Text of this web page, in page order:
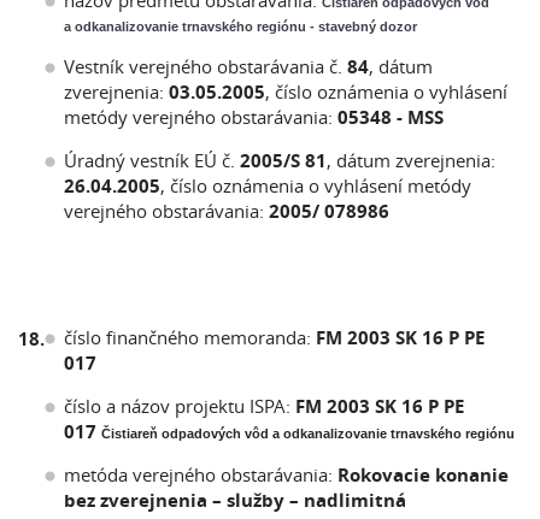
a odkanalizovanie trnavského regiónu - stavebný dozor
Vestník verejného obstarávania č. 84, dátum
zverejnenia: 03.05.2005, číslo oznámenia o vyhlásení
metódy verejného obstarávania: 05348 - MSS
Úradný vestník EÚ č. 2005/S 81, dátum zverejnenia:
26.04.2005, číslo oznámenia o vyhlásení metódy
verejného obstarávania: 2005/ 078986
18. číslo finančného memoranda: FM 2003 SK 16 P PE
017
číslo a názov projektu ISPA: FM 2003 SK 16 P PE
017 Čistiareň odpadových vôd a odkanalizovanie trnavského regiónu
metóda verejného obstarávania: Rokovacie konanie
bez zverejnenia – služby – nadlimitná